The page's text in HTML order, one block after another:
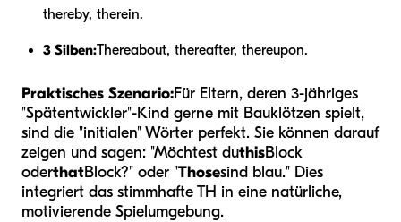
thereby, therein.
3 Silben:Thereabout, thereafter, thereupon.
Praktisches Szenario:Für Eltern, deren 3-jähriges
"Spätentwickler"-Kind gerne mit Bauklötzen spielt,
sind die "initialen" Wörter perfekt. Sie können darauf
zeigen und sagen: "Möchtest duthisBlock
oderthatBlock?" oder "Thosesind blau." Dies
integriert das stimmhafte TH in eine natürliche,
motivierende Spielumgebung.